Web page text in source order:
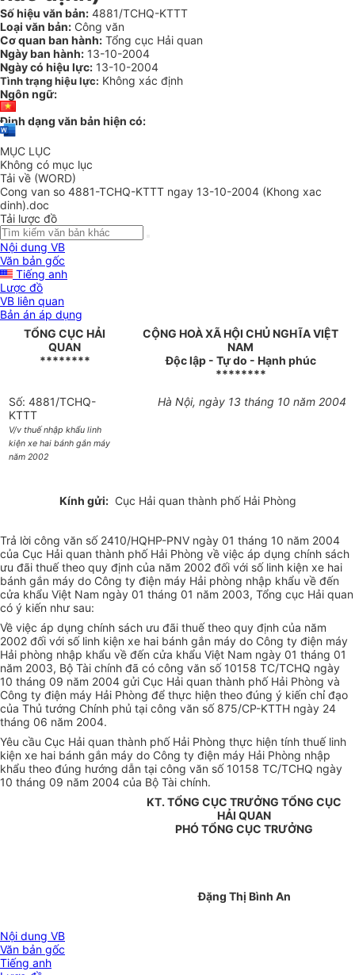
Số hiệu văn bản: 4881/TCHQ-KTTT
Loại văn bản: Công văn
Cơ quan ban hành: Tổng cục Hải quan
Ngày ban hành: 13-10-2004
Ngày có hiệu lực: 13-10-2004
Tình trạng hiệu lực: Không xác định
Ngôn ngữ:
Định dạng văn bản hiện có:
MỤC LỤC
Không có mục lục
Tải về (WORD)
Cong van so 4881-TCHQ-KTTT ngay 13-10-2004 (Khong xac
dinh).doc
Tải lược đồ
Nội dung VB
Văn bản gốc
Tiếng anh
Lược đồ
VB liên quan
Bản án áp dụng
TỔNG CỤC HẢI
QUAN
********
CỘNG HOÀ XÃ HỘI CHỦ NGHĨA VIỆT
NAM
Độc lập - Tự do - Hạnh phúc
********
Số: 4881/TCHQ-
KTTT
V/v thuế nhập khẩu linh
kiện xe hai bánh gắn máy
năm 2002
Hà Nội, ngày 13 tháng 10 năm 2004
Kính gửi:Cục Hải quan thành phố Hải Phòng
Trả lời công văn số 2410/HQHP-PNV ngày 01 tháng 10 năm 2004
của Cục Hải quan thành phố Hải Phòng về việc áp dụng chính sách
ưu đãi thuế theo quy định của năm 2002 đối với số linh kiện xe hai
bánh gắn máy do Công ty điện máy Hải phòng nhập khẩu về đến
cửa khẩu Việt Nam ngày 01 tháng 01 năm 2003, Tổng cục Hải quan
có ý kiến như sau:
Về việc áp dụng chính sách ưu đãi thuế theo quy định của năm
2002 đối với số linh kiện xe hai bánh gắn máy do Công ty điện máy
Hải phòng nhập khẩu về đến cửa khẩu Việt Nam ngày 01 tháng 01
năm 2003, Bộ Tài chính đã có công văn số 10158 TC/TCHQ ngày
10 tháng 09 năm 2004 gửi Cục Hải quan thành phố Hải Phòng và
Công ty điện máy Hải Phòng để thực hiện theo đúng ý kiến chỉ đạo
của Thủ tướng Chính phủ tại công văn số 875/CP-KTTH ngày 24
tháng 06 năm 2004.
Yêu cầu Cục Hải quan thành phố Hải Phòng thực hiện tính thuế linh
kiện xe hai bánh gắn máy do Công ty điện máy Hải Phòng nhập
khẩu theo đúng hướng dẫn tại công văn số 10158 TC/TCHQ ngày
10 tháng 09 năm 2004 của Bộ Tài chính.
KT. TỔNG CỤC TRƯỞNG TỔNG CỤC
HẢI QUAN
PHÓ TỔNG CỤC TRƯỞNG
Đặng Thị Bình An
Nội dung VB
Văn bản gốc
Tiếng anh